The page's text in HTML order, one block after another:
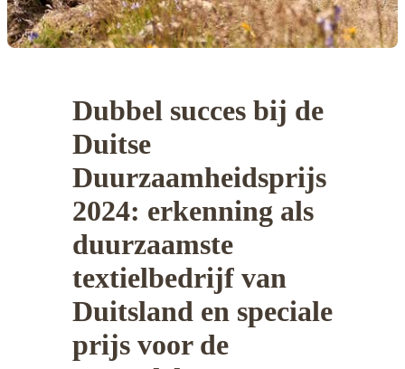
Dubbel succes bij de
Duitse
Duurzaamheidsprijs
2024: erkenning als
duurzaamste
textielbedrijf van
Duitsland en speciale
prijs voor de